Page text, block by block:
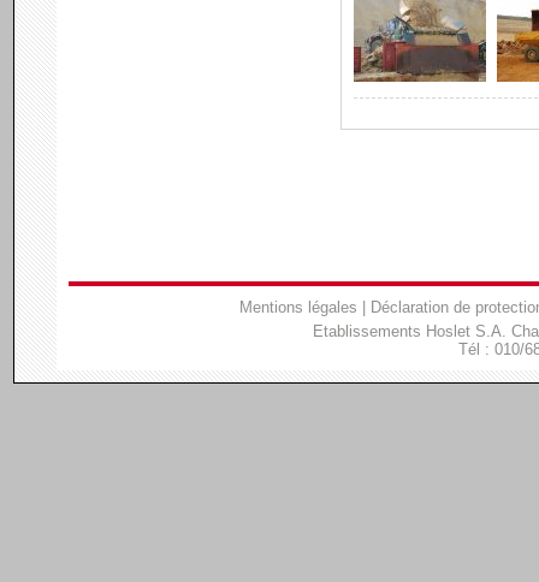
Mentions légales
Déclaration de
Etablissements Hoslet S.A.
Tél : 010/